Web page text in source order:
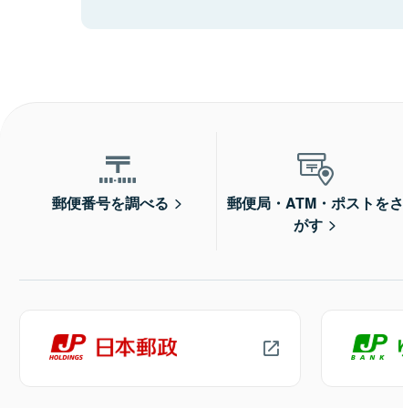
郵便番号を調べる
郵便局・ATM・ポストをさ
がす